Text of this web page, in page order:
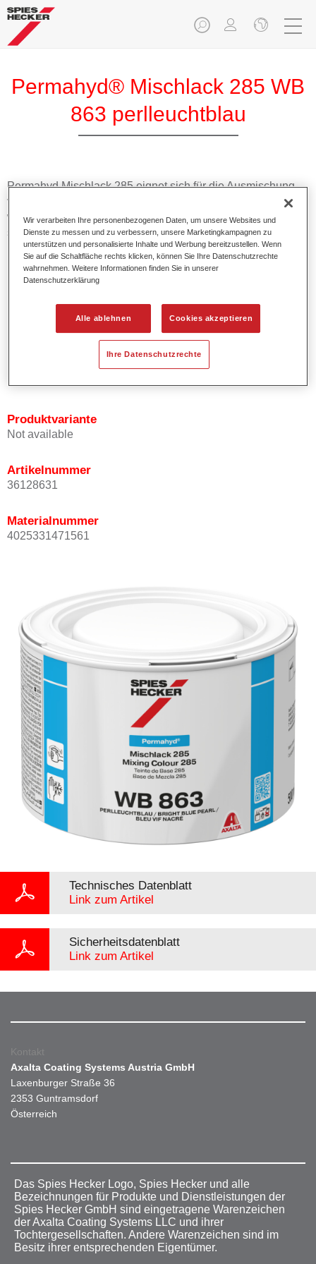
Permahyd® Mischlack 285 WB
863 perlleuchtblau
Permahyd Mischlack 285 eignet sich für die Ausmischung
von Permahyd Perlmutt Basislack 285, einem hochwertigen
wasserverdünnbaren Basislacksystem. Es basiert auf einer
speziellen PU-Dispersionstechnologie für Uni- und
Effektlackierungen.
Produktmerkmale
1,5 Spritzgängen.
Bietet ein gutes Standvermögen.
Verfügt über ein hohes Deckvermögen.
Besitzt eine hohe Farbtongenauigkeit.
Produktvariante
Not available
Artikelnummer
36128631
Materialnummer
4025331471561
Technisches Datenblatt
Link zum Artikel
Sicherheitsdatenblatt
Link zum Artikel
Kontakt
Axalta Coating Systems Austria GmbH
Laxenburger Straße 36
2353 Guntramsdorf
Österreich
Das Spies Hecker Logo, Spies Hecker und alle
Bezeichnungen für Produkte und Dienstleistungen der
Spies Hecker GmbH sind eingetragene Warenzeichen
der Axalta Coating Systems LLC und ihrer
Tochtergesellschaften. Andere Warenzeichen sind im
Besitz ihrer entsprechenden Eigentümer.
Wir verarbeiten Ihre personenbezogenen Daten, um unsere Websites und
Dienste zu messen und zu verbessern, unsere Marketingkampagnen zu
unterstützen und personalisierte Inhalte und Werbung bereitzustellen. Wenn
Sie auf die Schaltfläche rechts klicken, können Sie Ihre Datenschutzrechte
wahrnehmen. Weitere Informationen finden Sie in unserer
Datenschutzerklärung
Alle ablehnen Cookies akzeptieren
Ihre Datenschutzrechte